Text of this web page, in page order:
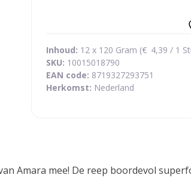
Inhoud: 12 x 120 Gram (€ 4,39 / 1
SKU: 10015018790
EAN code: 8719327293751
Herkomst: Nederland
Amara mee! De reep boordevol